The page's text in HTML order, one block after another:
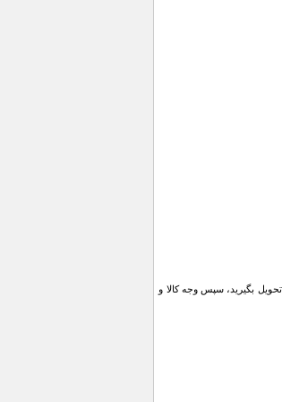
بگیرید، سپس وجه کالا و